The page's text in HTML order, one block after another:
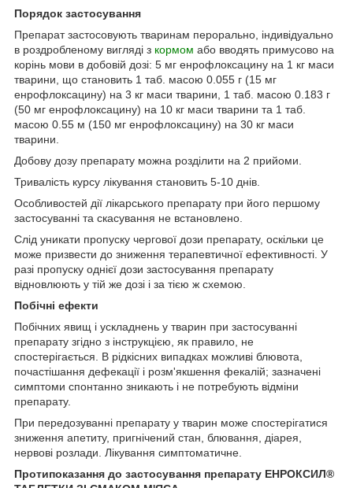
Порядок застосування
Препарат застосовують тваринам перорально, індивідуально
в роздробленому вигляді з кормом або вводять примусово на
корінь мови в добовій дозі: 5 мг енрофлоксацину на 1 кг маси
тварини, що становить 1 таб. масою 0.055 г (15 мг
енрофлоксацину) на 3 кг маси тварини, 1 таб. масою 0.183 г
(50 мг енрофлоксацину) на 10 кг маси тварини та 1 таб.
масою 0.55 м (150 мг енрофлоксацину) на 30 кг маси
тварини.
Добову дозу препарату можна розділити на 2 прийоми.
Тривалість курсу лікування становить 5-10 днів.
Особливостей дії лікарського препарату при його першому
застосуванні та скасування не встановлено.
Слід уникати пропуску чергової дози препарату, оскільки це
може призвести до зниження терапевтичної ефективності. У
разі пропуску однієї дози застосування препарату
відновлюють у тій же дозі і за тією ж схемою.
Побічні ефекти
Побічних явищ і ускладнень у тварин при застосуванні
препарату згідно з інструкцією, як правило, не
спостерігається. В рідкісних випадках можливі блювота,
почастішання дефекації і розм'якшення фекалій; зазначені
симптоми спонтанно зникають і не потребують відміни
препарату.
При передозуванні препарату у тварин може спостерігатися
зниження апетиту, пригнічений стан, блювання, діарея,
нервові розлади. Лікування симптоматичне.
Протипоказання до застосування препарату ЕНРОКСИЛ®